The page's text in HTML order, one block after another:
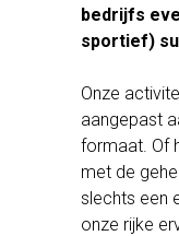
bedrijfs
sportief)
Onze
aangepast
formaat. Of
met de
slechts een
onze rijke